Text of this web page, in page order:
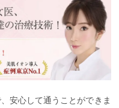
安心して通うことができま